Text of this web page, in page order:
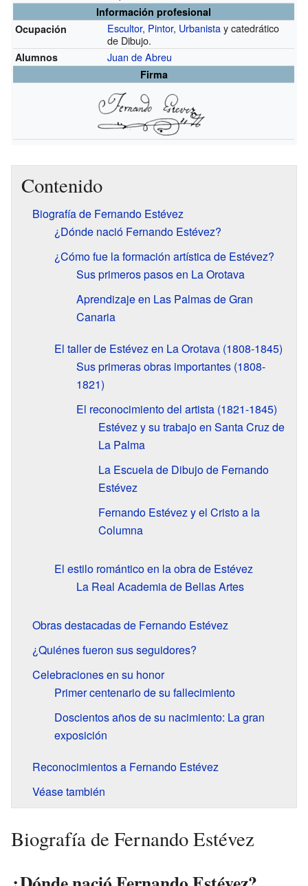
Información profesional
Ocupación
Escultor, Pintor, Urbanistay catedrático
de Dibujo.
Alumnos Juan de Abreu
Firma
Contenido
Biografía de Fernando Estévez
¿Dónde nació Fernando Estévez?
¿Cómo fue la formación artística de Estévez?
Sus primeros pasos en La Orotava
Aprendizaje en Las Palmas de Gran
Canaria
El taller de Estévez en La Orotava (1808-1845)
Sus primeras obras importantes (1808-
1821)
El reconocimiento del artista (1821-1845)
Estévez y su trabajo en Santa Cruz de
La Palma
La Escuela de Dibujo de Fernando
Estévez
Fernando Estévez y el Cristo a la
Columna
El estilo romántico en la obra de Estévez
La Real Academia de Bellas Artes
Obras destacadas de Fernando Estévez
¿Quiénes fueron sus seguidores?
Celebraciones en su honor
Primer centenario de su fallecimiento
Doscientos años de su nacimiento: La gran
exposición
Reconocimientos a Fernando Estévez
Véase también
Biografía de Fernando Estévez